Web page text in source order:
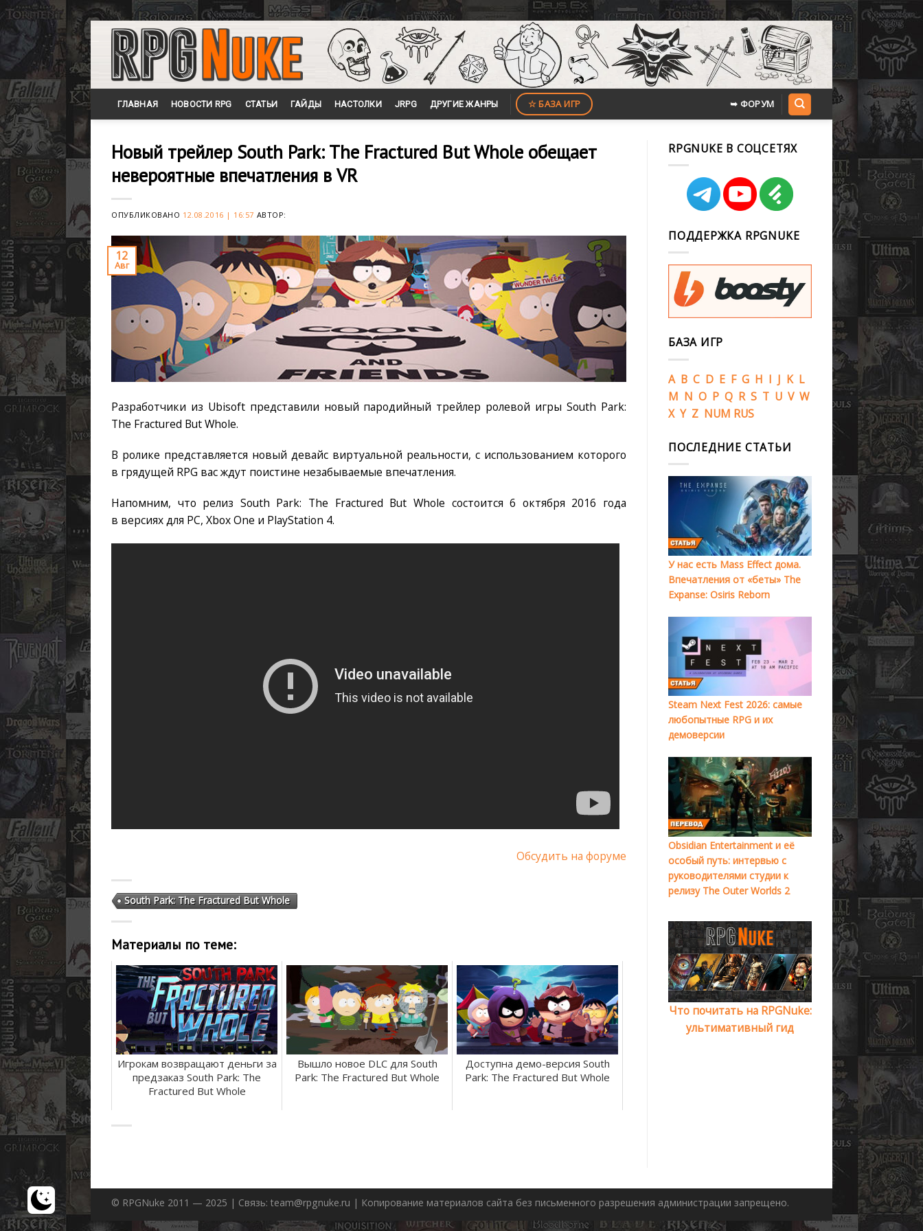
Skip
content
ГЛАВНАЯ НОВОСТИ RPG СТАТЬИ ГАЙДЫ НАСТОЛКИ JRPG ДРУГИЕ ЖАНРЫ ☆ БАЗА ИГР ➥ ФОРУМ
Новый трейлер South Park: The Fractured But Whole обещает
невероятные впечатления в VR
ОПУБЛИКОВАНО 12.08.2016 | 16:57 АВТОР:
12
Авг
Разработчики из Ubisoft представили новый пародийный трейлер ролевой игры South Park:
The Fractured But Whole.
В ролике представляется новый девайс виртуальной реальности, с использованием которого
в грядущей RPG вас ждут поистине незабываемые впечатления.
Напомним, что релиз South Park: The Fractured But Whole состоится 6 октября 2016 года
в версиях для PC, Xbox One и PlayStation 4.
Обсудить на форуме
South Park: The Fractured But Whole
Материалы по теме:
Игрокам возвращают деньги за
предзаказ South Park: The
Fractured But Whole
Вышло новое DLC для South
Park: The Fractured But Whole
Доступна демо-версия South
Park: The Fractured But Whole
RPGNUKE В СОЦСЕТЯХ
ПОДДЕРЖКА RPGNUKE
БАЗА ИГР
A B C D E F G H I J K L
M N O P Q R S T U V W
X Y Z NUM RUS
ПОСЛЕДНИЕ СТАТЬИ
У нас есть Mass Effect дома.
Впечатления от «беты» The
Expanse: Osiris Reborn
Steam Next Fest 2026: самые
любопытные RPG и их
демоверсии
Obsidian Entertainment и её
особый путь: интервью с
руководителями студии к
релизу The Outer Worlds 2
Что почитать на RPGNuke:
ультимативный гид
© RPGNuke 2011 — 2025 | Связь: team@rpgnuke.ru | Копирование материалов сайта без письменного разрешения администрации запрещено.